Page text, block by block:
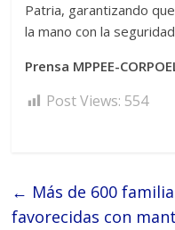
Patria, garantizando
la mano con la
Prensa MPPEE-
Post Views: 554
← Más de 600
favorecidas con